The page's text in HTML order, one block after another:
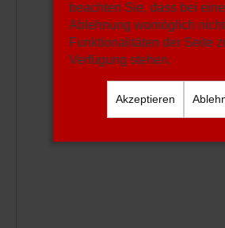
beachten Sie, dass bei
Ablehnung womöglich
Funktionalitäten der Seite
Verfügung stehen.
Akzeptieren